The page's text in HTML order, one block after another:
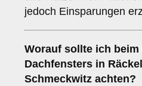
jedoch Einsparungen
Worauf sollte ich beim
Dachfensters in
Schmeckwitz achten?